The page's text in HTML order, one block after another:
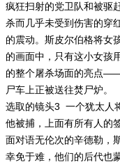
疯狂扫射的党卫队和被驱
杀而几乎未受到伤害的穿
的震动。斯皮尔伯格将女
的画面中，只有这小女孩
的整个屠杀场面的亮点
尸车上正被送往焚尸炉。
选取的镜头3 一个犹太人
他被捕，上面有所有人的
面对语无伦次的辛德勒，
幸免于难，他们的后代也